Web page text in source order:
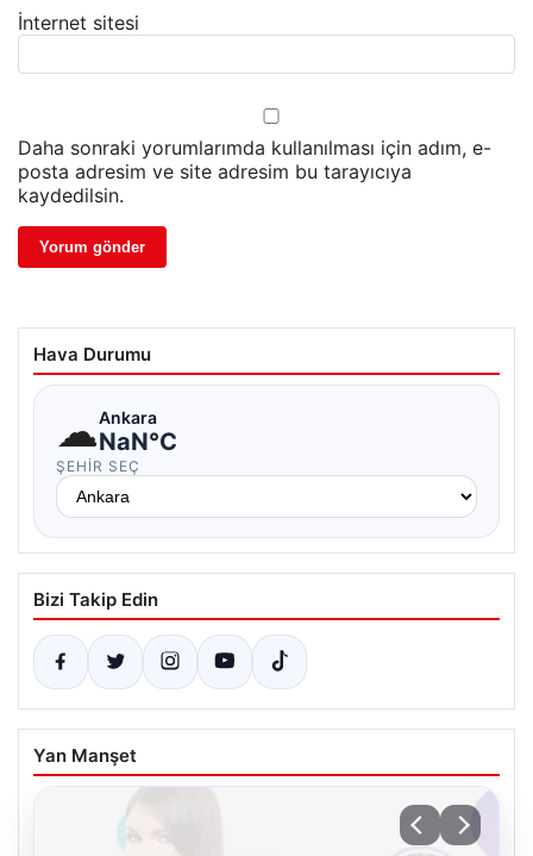
İnternet sitesi
Daha sonraki yorumlarımda kullanılması için adım, e-
posta adresim ve site adresim bu tarayıcıya
kaydedilsin.
Hava Durumu
☁Ankara
NaN°C
ŞEHIR SEÇ
Bizi Takip Edin
Yan Manşet